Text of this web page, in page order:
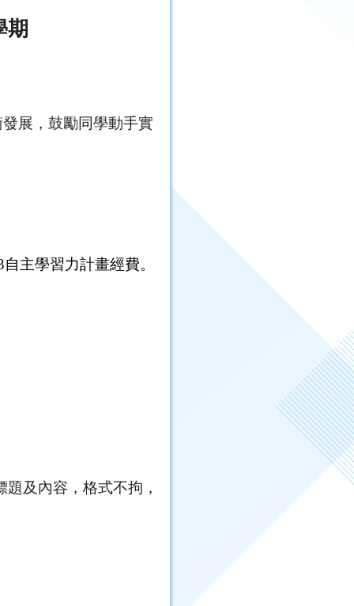
期
展，鼓勵同學動手實
自主學習力計畫經費。
及內容，格式不拘，